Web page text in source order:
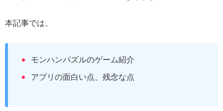
本記事では、
モンハンパズルのゲーム紹介
アプリの面白い点、残念な点